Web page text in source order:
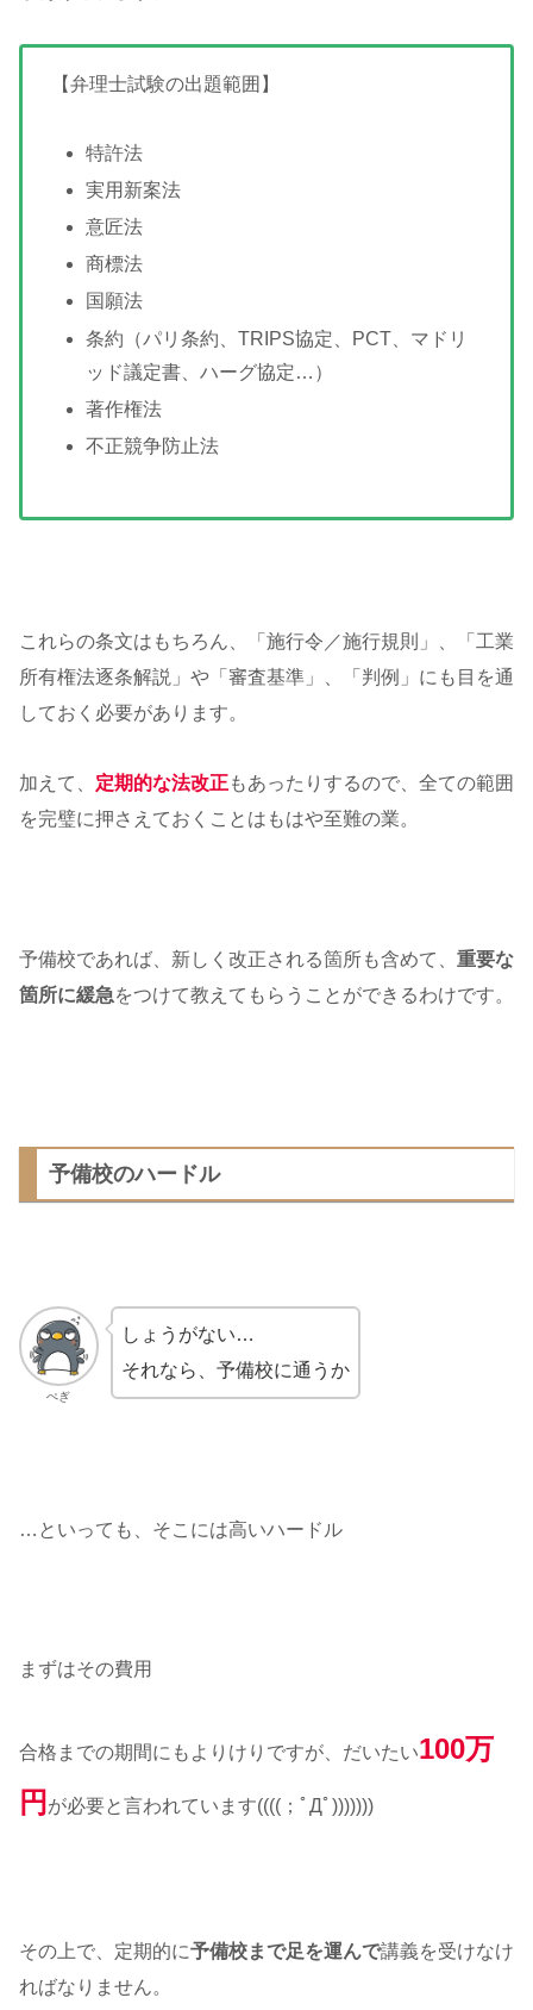
【弁理士試験の出題範囲】
特許法
実用新案法
意匠法
商標法
国願法
条約（パリ条約、TRIPS協定、PCT、マドリ
ッド議定書、ハーグ協定…）
著作権法
不正競争防止法
これらの条文はもちろん、「施行令／施行規則」、「工業
所有権法逐条解説」や「審査基準」、「判例」にも目を通
しておく必要があります。
加えて、 定期的な法改正もあったりするので、全ての範囲
を完璧に押さえておくことはもはや至難の業。
予備校であれば、新しく改正される箇所も含めて、 重要な
箇所に緩急をつけて教えてもらうことができるわけです。
予備校のハードル
ぺぎ
しょうがない…
それなら、予備校に通うか
…といっても、そこには高いハードル
まずはその費用
合格までの期間にもよりけりですが、だいたい100万
円 が必要と言われています((((；ﾟДﾟ)))))))
その上で、定期的に予備校まで足を運んで講義を受けなけ
ればなりません。